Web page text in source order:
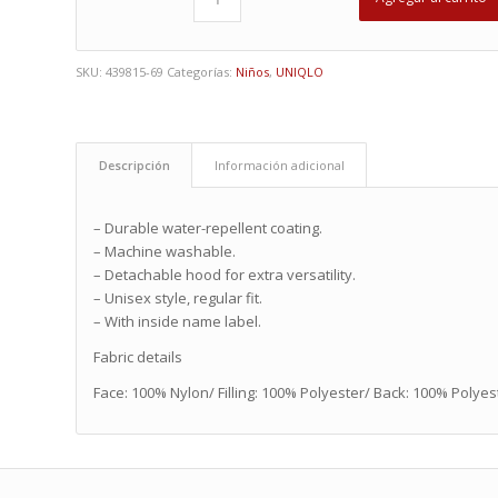
SKU:439815-69 Categorías: Niños, UNIQLO
Descripción Información adicional
– Durable water-repellent coating.
– Machine washable.
– Detachable hood for extra versatility.
– Unisex style, regular fit.
– With inside name label.
Fabric details
Face: 100% Nylon/ Filling: 100% Polyester/ Back: 100%